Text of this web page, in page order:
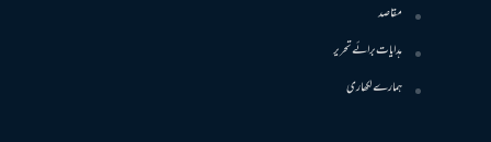
مقاصد
ہدایات برائے تحریر
ہمارے لکھاری